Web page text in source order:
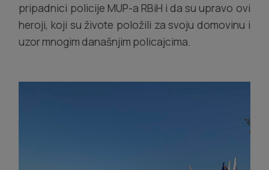
pripadnici policije MUP-a RBiH i da su upravo ovi
heroji, koji su živote položili za svoju domovinu i
uzor mnogim današnjim policajcima.